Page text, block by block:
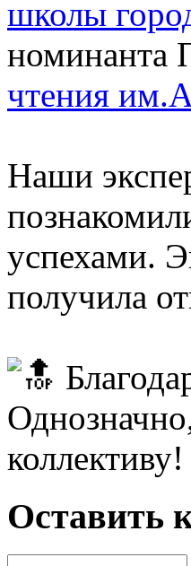
школы
чтения
Наши
успехами.
получила
коллективу!
Оставить